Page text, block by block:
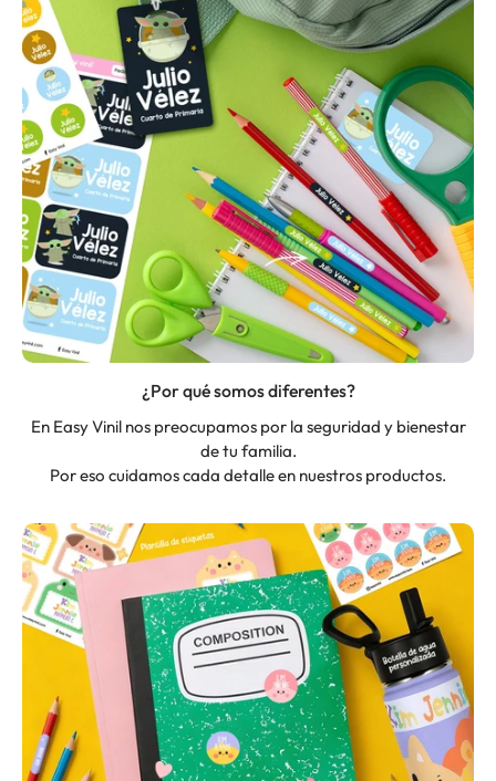
¿Por qué somos diferentes?
En Easy Vinil nos preocupamos por la seguridad y bienestar
de tu familia.
Por eso cuidamos cada detalle en nuestros productos.